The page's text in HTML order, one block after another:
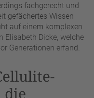
fachgerecht und
gefächertes Wissen
auf einem komplexen
Elisabeth Dicke, welche
Generationen erfand.
die